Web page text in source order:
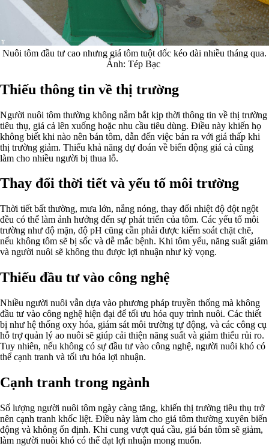
Nuôi tôm đầu tư cao nhưng giá tôm tuột dốc kéo dài nhiều tháng qua.
Ảnh: Tép Bạc
Thiếu thông tin về thị trường
Người nuôi tôm thường không nắm bắt kịp thời thông tin về thị trường
tiêu thụ, giá cả lên xuống hoặc nhu cầu tiêu dùng. Điều này khiến họ
không biết khi nào nên bán tôm, dẫn đến việc bán ra với giá thấp khi
thị trường giảm. Thiếu khả năng dự đoán về biến động giá cả cũng
làm cho nhiều người bị thua lỗ.
Thay đổi thời tiết và yếu tố môi trường
Thời tiết bất thường, mưa lớn, nắng nóng, thay đổi nhiệt độ đột ngột
đều có thể làm ảnh hưởng đến sự phát triển của tôm. Các yếu tố môi
trường như độ mặn, độ pH cũng cần phải được kiểm soát chặt chẽ,
nếu không tôm sẽ bị sốc và dễ mắc bệnh. Khi tôm yếu, năng suất giảm
và người nuôi sẽ không thu được lợi nhuận như kỳ vọng.
Thiếu đầu tư vào công nghệ
Nhiều người nuôi vẫn dựa vào phương pháp truyền thống mà không
đầu tư vào công nghệ hiện đại để tối ưu hóa quy trình nuôi. Các thiết
bị như hệ thống oxy hóa, giám sát môi trường tự động, và các công cụ
hỗ trợ quản lý ao nuôi sẽ giúp cải thiện năng suất và giảm thiểu rủi ro.
Tuy nhiên, nếu không có sự đầu tư vào công nghệ, người nuôi khó có
thể cạnh tranh và tối ưu hóa lợi nhuận.
Cạnh tranh trong ngành
Số lượng người nuôi tôm ngày càng tăng, khiến thị trường tiêu thụ trở
nên cạnh tranh khốc liệt. Điều này làm cho giá tôm thường xuyên biến
động và không ổn định. Khi cung vượt quá cầu, giá bán tôm sẽ giảm,
làm người nuôi khó có thể đạt lợi nhuận mong muốn.